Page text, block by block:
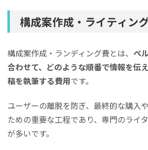
構成案作成・ライティン
構成案作成・ランディング費とは、 ペ
合わせて、どのような順番で情報を伝
稿を執筆する費用です。
ユーザーの離脱を防ぎ、最終的な購入
ための重要な工程であり、専門のライ
が多いです。